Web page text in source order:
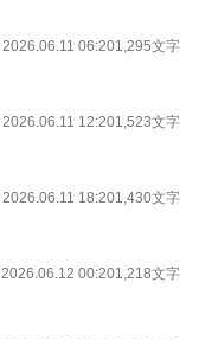
2026.06.11 06:201,295文字
2026.06.11 12:201,523文字
2026.06.11 18:201,430文字
2026.06.12 00:201,218文字